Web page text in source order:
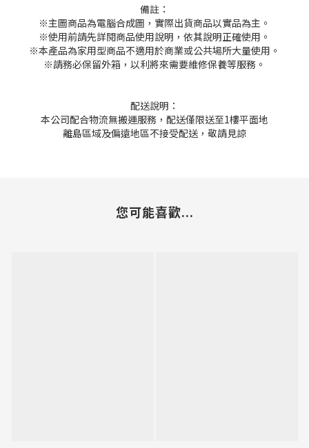
備註：
※主圖商品為電腦合成圖，實際出貨商品以實品為主。
※使用前請先詳閱商品使用說明，依其說明正確使用。
※本產品為家用型商品不適用於商業或公共場所大量使用。
※請務必保留外箱，以利將來需要維修保養等服務。
配送說明：
本公司配合物流無搬運服務，配送僅限送至1樓平面地
離島區域及偏遠地區不接受配送，敬請見諒
您可能喜歡...